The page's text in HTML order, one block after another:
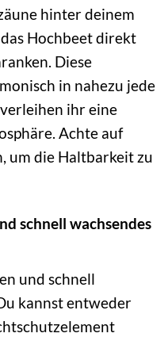
hinter deinem
Hochbeet direkt
Diese
in nahezu jede
ihr eine
Achte auf
um die Haltbarkeit zu
schnell wachsendes
und schnell
kannst entweder